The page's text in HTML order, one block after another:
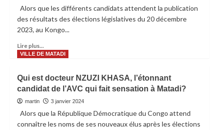
Alors que les différents candidats attendent la publication
des résultats des élections législatives du 20 décembre
2023, au Kongo...
Lire plus...
VILLE DE MATADI
Qui est docteur NZUZI KHASA, l’étonnant
candidat de l’AVC qui fait sensation à Matadi?
martin 3 janvier 2024
Alors que la République Démocratique du Congo attend
connaître les noms de ses nouveaux élus après les élections